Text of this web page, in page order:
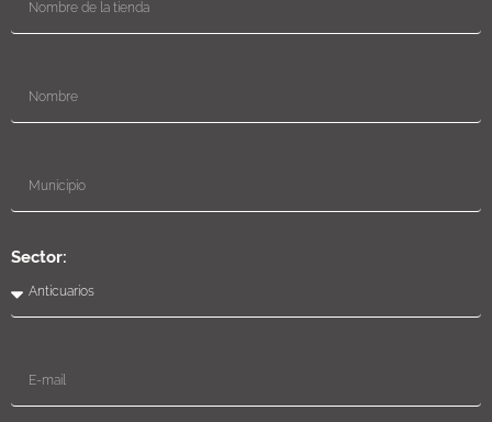
Sector: